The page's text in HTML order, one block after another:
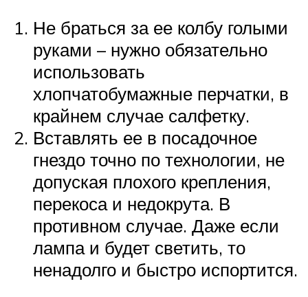
Не браться за ее колбу голыми
руками – нужно обязательно
использовать
хлопчатобумажные перчатки, в
крайнем случае салфетку.
Вставлять ее в посадочное
гнездо точно по технологии, не
допуская плохого крепления,
перекоса и недокрута. В
противном случае. Даже если
лампа и будет светить, то
ненадолго и быстро испортится.